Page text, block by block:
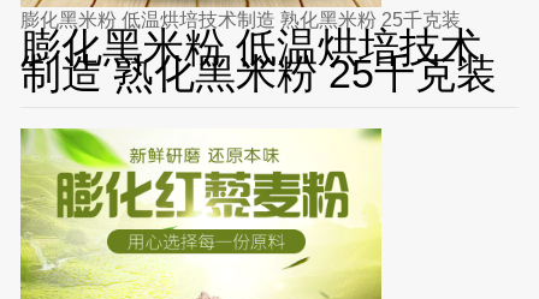
膨化黑米粉 低温烘培技术制造 熟化黑米粉 25千克装
膨化黑米粉 低温烘培技术
制造 熟化黑米粉 25千克装